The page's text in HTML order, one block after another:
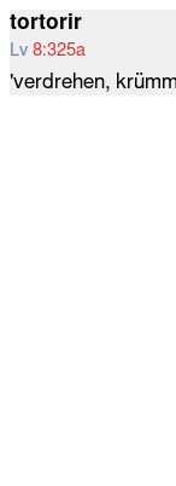
tortorir
Lv 8:325a
'verdrehen,